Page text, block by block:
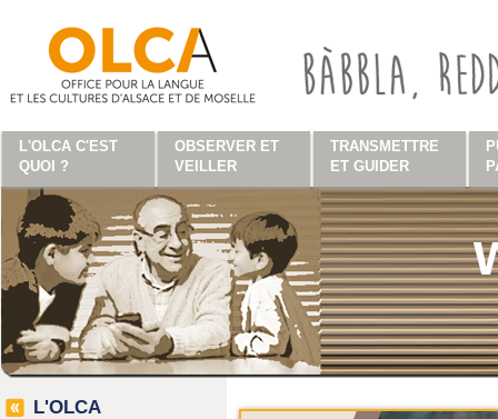
L'OLCA
L'OLCA C'EST
QUOI ?
OBSERVER ET
VEILLER
TRANSMETTRE
ET GUIDER